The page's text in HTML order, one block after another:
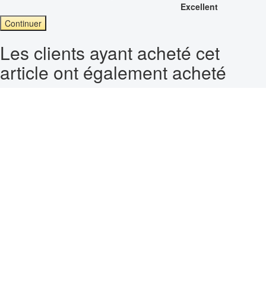
Excellent
Continuer
Les clients ayant acheté cet
article ont également acheté